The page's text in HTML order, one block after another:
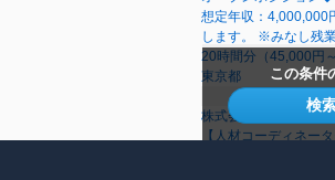
この条件
検
想定年収：
します。 ※みなし残
20時間分（45,000円
東京都
株式会社ファースト
【人材コーディネー